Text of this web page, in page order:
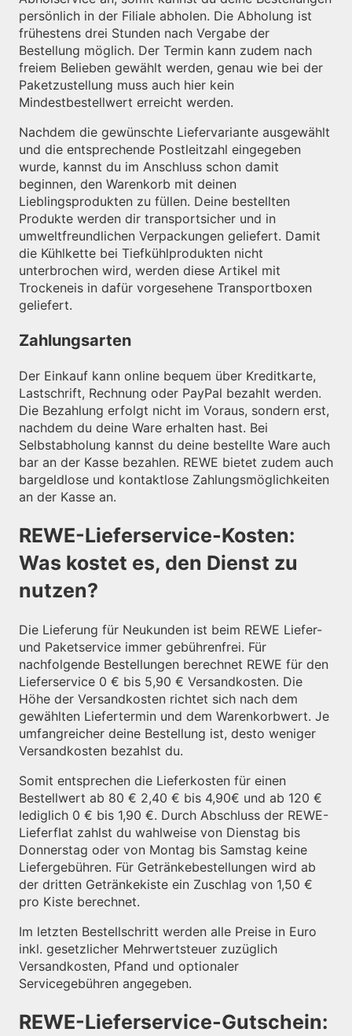
persönlich in der Filiale abholen. Die Abholung ist
frühestens drei Stunden nach Vergabe der
Bestellung möglich. Der Termin kann zudem nach
freiem Belieben gewählt werden, genau wie bei der
Paketzustellung muss auch hier kein
Mindestbestellwert erreicht werden.
Nachdem die gewünschte Liefervariante ausgewählt
und die entsprechende Postleitzahl eingegeben
wurde, kannst du im Anschluss schon damit
beginnen, den Warenkorb mit deinen
Lieblingsprodukten zu füllen. Deine bestellten
Produkte werden dir transportsicher und in
umweltfreundlichen Verpackungen geliefert. Damit
die Kühlkette bei Tiefkühlprodukten nicht
unterbrochen wird, werden diese Artikel mit
Trockeneis in dafür vorgesehene Transportboxen
geliefert.
Zahlungsarten
Der Einkauf kann online bequem über Kreditkarte,
Lastschrift, Rechnung oder PayPal bezahlt werden.
Die Bezahlung erfolgt nicht im Voraus, sondern erst,
nachdem du deine Ware erhalten hast. Bei
Selbstabholung kannst du deine bestellte Ware auch
bar an der Kasse bezahlen. REWE bietet zudem auch
bargeldlose und kontaktlose Zahlungsmöglichkeiten
an der Kasse an.
REWE-Lieferservice-Kosten:
Was kostet es, den Dienst zu
nutzen?
Die Lieferung für Neukunden ist beim REWE Liefer-
und Paketservice immer gebührenfrei. Für
nachfolgende Bestellungen berechnet REWE für den
Lieferservice 0 € bis 5,90 € Versandkosten. Die
Höhe der Versandkosten richtet sich nach dem
gewählten Liefertermin und dem Warenkorbwert. Je
umfangreicher deine Bestellung ist, desto weniger
Versandkosten bezahlst du.
Somit entsprechen die Lieferkosten für einen
Bestellwert ab 80 € 2,40 € bis 4,90€ und ab 120 €
lediglich 0 € bis 1,90 €. Durch Abschluss der REWE-
Lieferflat zahlst du wahlweise von Dienstag bis
Donnerstag oder von Montag bis Samstag keine
Liefergebühren. Für Getränkebestellungen wird ab
der dritten Getränkekiste ein Zuschlag von 1,50 €
pro Kiste berechnet.
Im letzten Bestellschritt werden alle Preise in Euro
inkl. gesetzlicher Mehrwertsteuer zuzüglich
Versandkosten, Pfand und optionaler
Servicegebühren angegeben.
REWE-Lieferservice-Gutschein: